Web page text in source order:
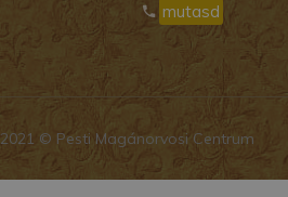
mutasd
2021 © Pesti Magánorvosi Centrum